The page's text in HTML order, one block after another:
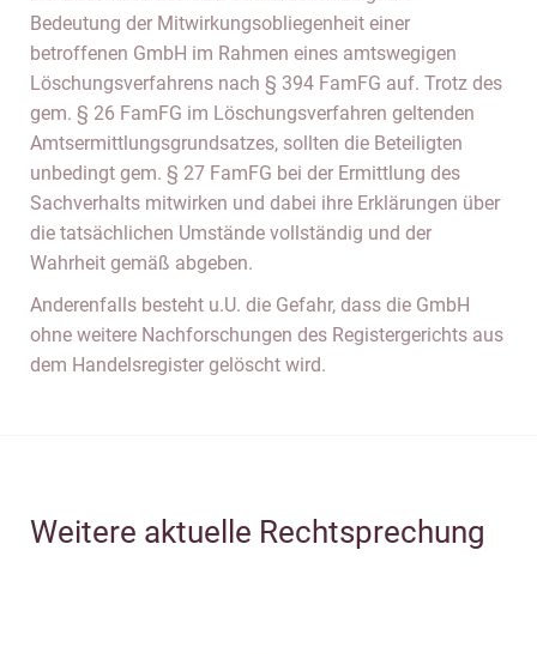
Bedeutung der Mitwirkungsobliegenheit einer
betroffenen GmbH im Rahmen eines amtswegigen
Löschungsverfahrens nach § 394 FamFG auf. Trotz des
gem. § 26 FamFG im Löschungsverfahren geltenden
Amtsermittlungsgrundsatzes, sollten die Beteiligten
unbedingt gem. § 27 FamFG bei der Ermittlung des
Sachverhalts mitwirken und dabei ihre Erklärungen über
die tatsächlichen Umstände vollständig und der
Wahrheit gemäß abgeben.
Anderenfalls besteht u.U. die Gefahr, dass die GmbH
ohne weitere Nachforschungen des Registergerichts aus
dem Handelsregister gelöscht wird.
Weitere aktuelle Rechtsprechung